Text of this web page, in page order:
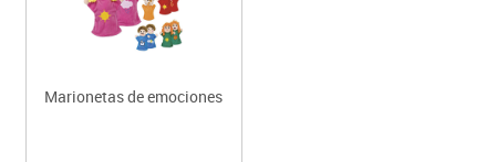
Marionetas de emociones